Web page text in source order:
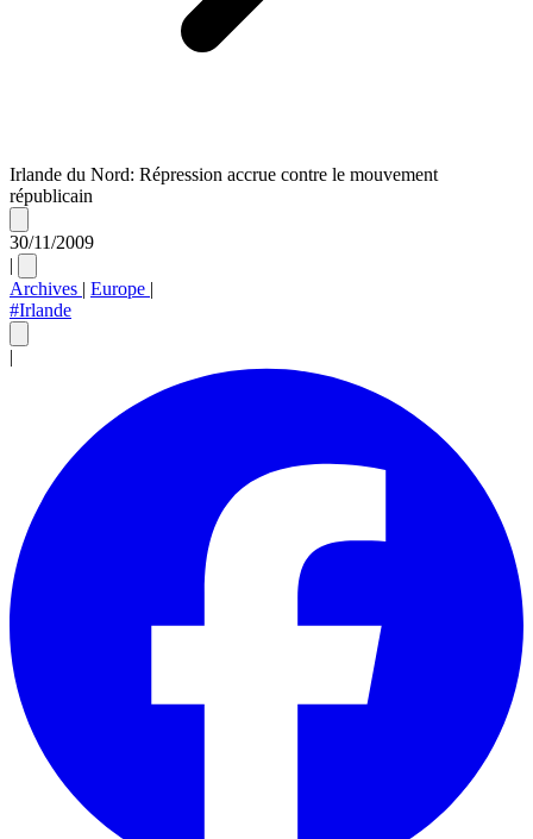
Irlande du Nord: Répression accrue contre le mouvement
républicain
30/11/2009
|
Archives | Europe |
#Irlande
|